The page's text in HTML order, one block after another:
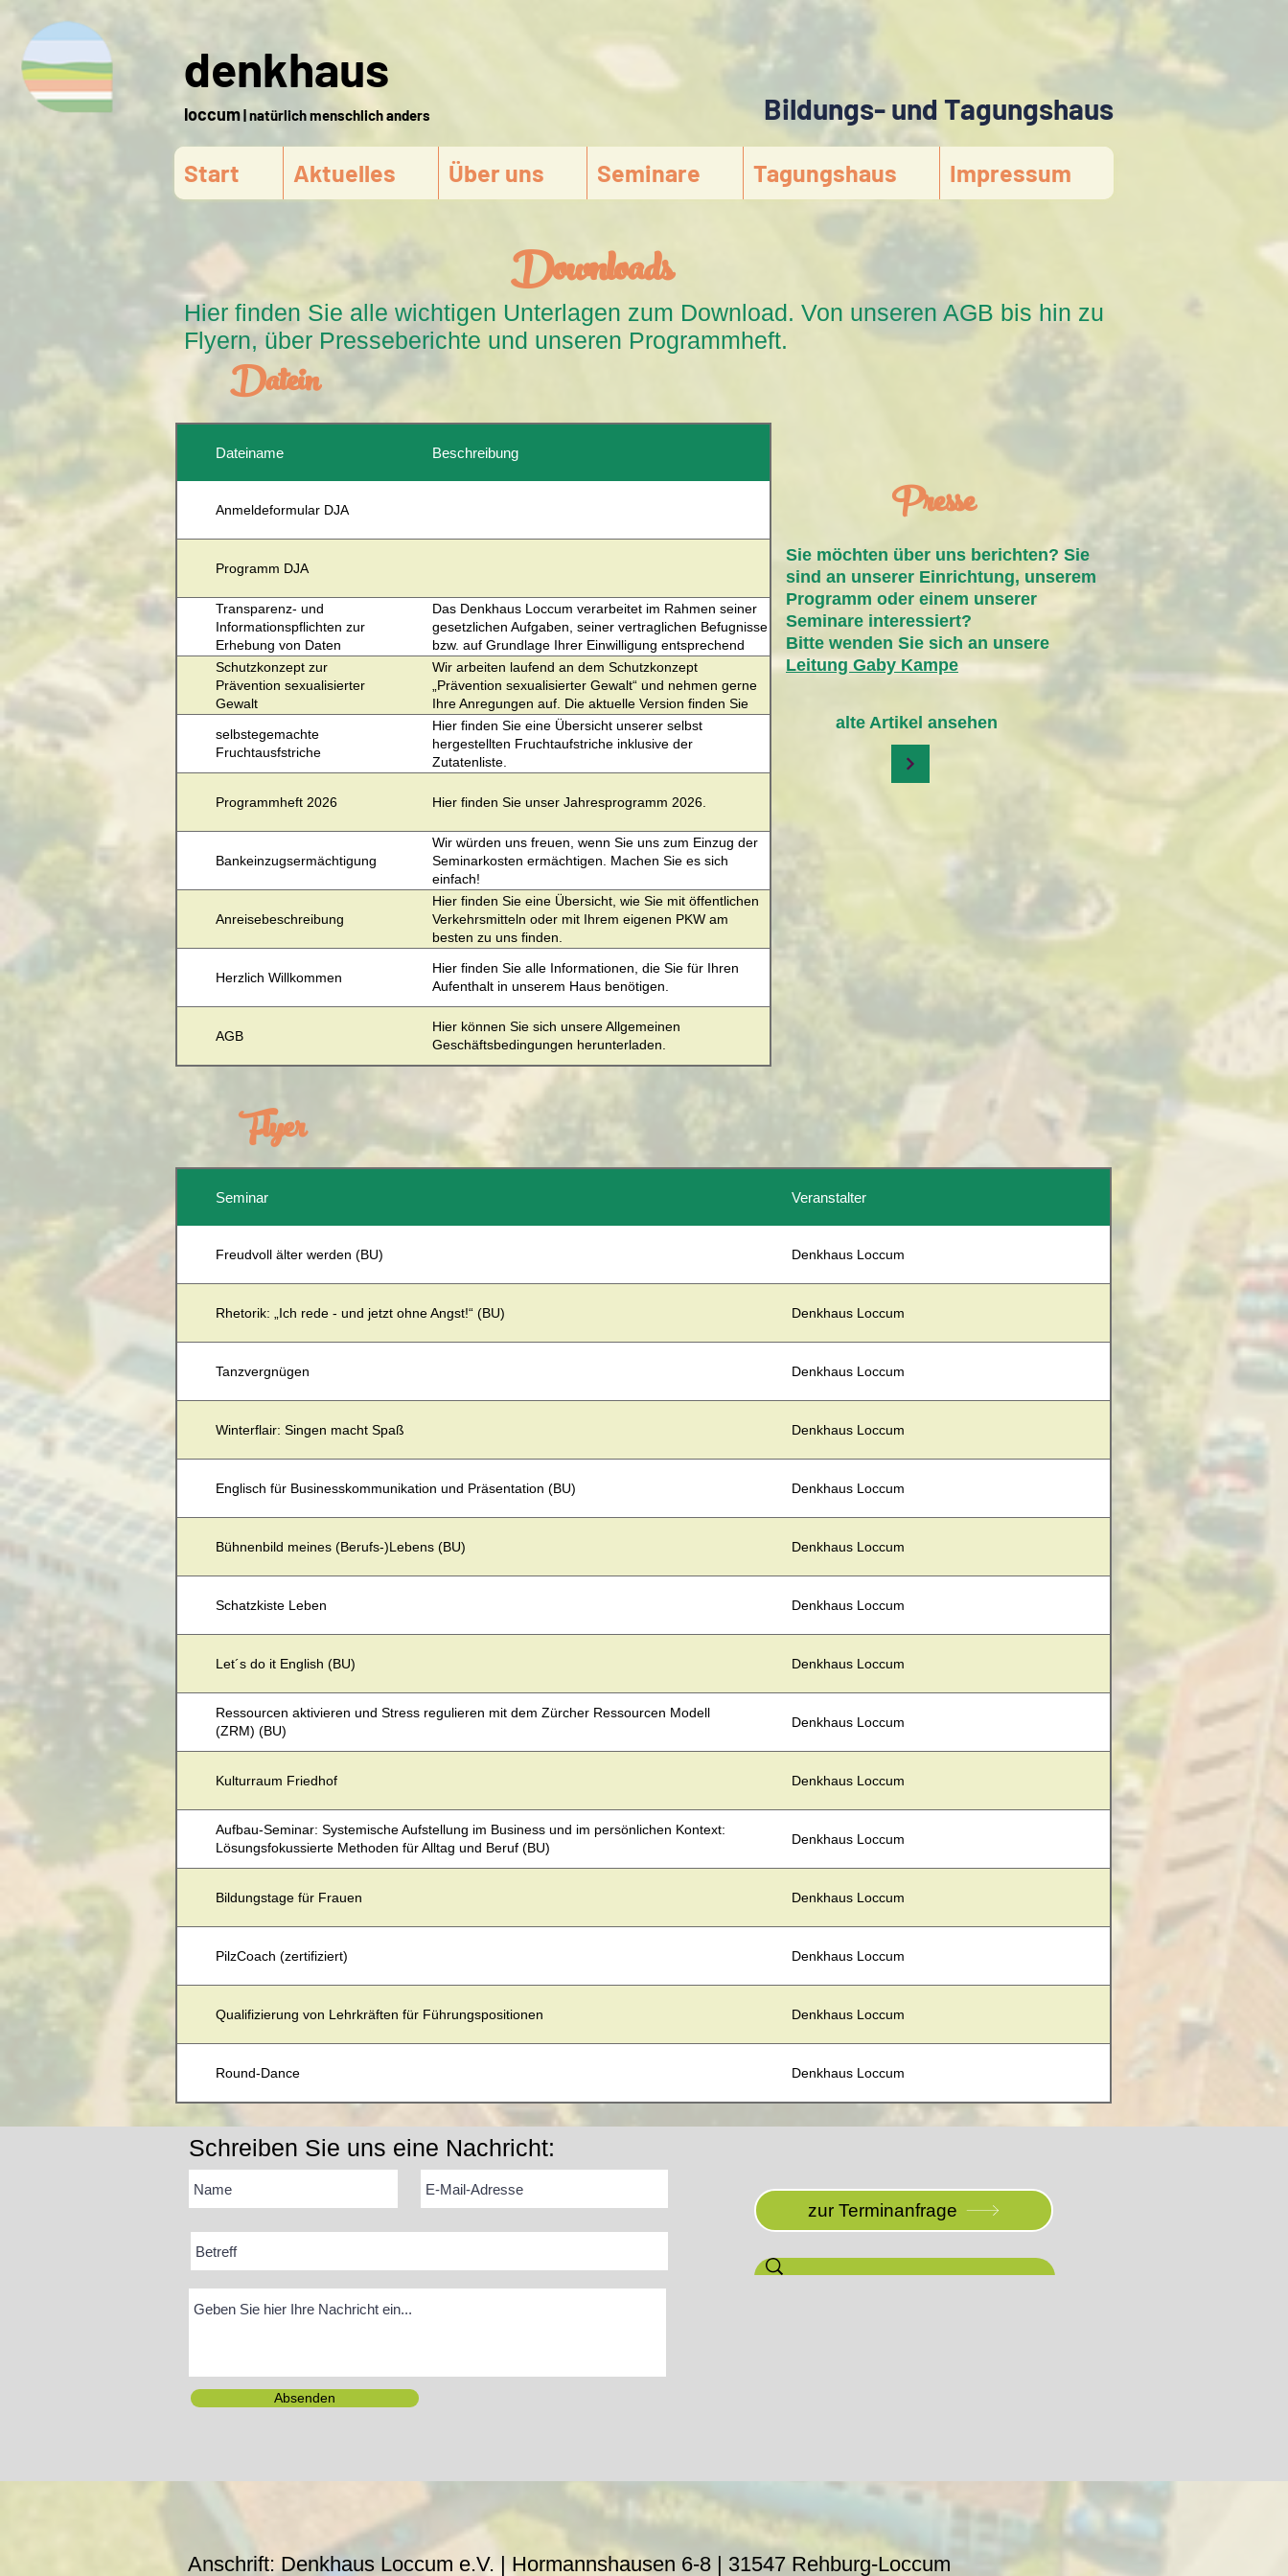
denkhaus
loccum| natürlich menschlich anders Bildungs- und Tagungshaus
Start Aktuelles Über uns Seminare Tagungshaus Impressum
Downloads
Hier finden Sie alle wichtigen Unterlagen zum Download. Von unseren AGB bis hin zu
Flyern, über Presseberichte und unseren Programmheft.
Datein
Dateiname Beschreibung
Anmeldeformular DJA
Programm DJA
Transparenz- und
Informationspflichten zur
Erhebung von Daten
Das Denkhaus Loccum verarbeitet im Rahmen seiner
gesetzlichen Aufgaben, seiner vertraglichen Befugnisse
bzw. auf Grundlage Ihrer Einwilligung entsprechend
Artikel 6 Abs. 1 DS-GVO personenbezogene Daten. Mit
dem beigefügten Dokument informieren wir Sie
grundsätzlich über die Verarbeitung Ihrer
personenbezogenen Daten durch die Kreisverwaltung
und die Ihnen nach dem Datenschutzrecht
zustehenden Rechte. Welche Daten im Einzelnen
verarbeitet und in welcher Weise genutzt werden,
zur Kreisverwaltung stehen bzw. bei welchem
erhalten von der entsprechenden Organisationseinheit
des Landkreises daher bei Bedarf bzw. im Rahmen der
Datenerhebung detaillierte Angaben je
Verarbeitungstätigkeit.
Schutzkonzept zur
Prävention sexualisierter
Gewalt
Wir arbeiten laufend an dem Schutzkonzept
„Prävention sexualisierter Gewalt“ und nehmen gerne
Ihre Anregungen auf. Die aktuelle Version finden Sie
hier.
selbstegemachte
Fruchtausfstriche
Hier finden Sie eine Übersicht unserer selbst
hergestellten Fruchtaufstriche inklusive der
Zutatenliste.
Programmheft 2026 Hier finden Sie unser Jahresprogramm 2026.
Bankeinzugsermächtigung
Wir würden uns freuen, wenn Sie uns zum Einzug der
Seminarkosten ermächtigen. Machen Sie es sich
einfach!
Anreisebeschreibung
Hier finden Sie eine Übersicht, wie Sie mit öffentlichen
Verkehrsmitteln oder mit Ihrem eigenen PKW am
besten zu uns finden.
Herzlich Willkommen
Hier finden Sie alle Informationen, die Sie für Ihren
Aufenthalt in unserem Haus benötigen.
AGB
Hier können Sie sich unsere Allgemeinen
Geschäftsbedingungen herunterladen.
Presse
Sie möchten über uns berichten? Sie
sind an unserer Einrichtung, unserem
Programm oder einem unserer
Seminare interessiert?
Bitte wenden Sie sich an unsere
Leitung Gaby Kampe
alte Artikel ansehen
Flyer
Seminar Veranstalter
Freudvoll älter werden (BU) Denkhaus Loccum
Rhetorik: „Ich rede - und jetzt ohne Angst!“ (BU) Denkhaus Loccum
Tanzvergnügen Denkhaus Loccum
Winterflair: Singen macht Spaß Denkhaus Loccum
Englisch für Businesskommunikation und Präsentation (BU) Denkhaus Loccum
Bühnenbild meines (Berufs-)Lebens (BU) Denkhaus Loccum
Schatzkiste Leben Denkhaus Loccum
Let´s do it English (BU) Denkhaus Loccum
Ressourcen aktivieren und Stress regulieren mit dem Zürcher Ressourcen Modell
(ZRM) (BU)
Denkhaus Loccum
Kulturraum Friedhof Denkhaus Loccum
Aufbau-Seminar: Systemische Aufstellung im Business und im persönlichen Kontext:
Lösungsfokussierte Methoden für Alltag und Beruf (BU)
Denkhaus Loccum
Bildungstage für Frauen Denkhaus Loccum
PilzCoach (zertifiziert) Denkhaus Loccum
Qualifizierung von Lehrkräften für Führungspositionen Denkhaus Loccum
Round-Dance Denkhaus Loccum
Schreiben Sie uns eine Nachricht:
zur Terminanfrage
Absenden
Anschrift: Denkhaus Loccum e.V. | Hormannshausen 6-8 | 31547 Rehburg-Loccum